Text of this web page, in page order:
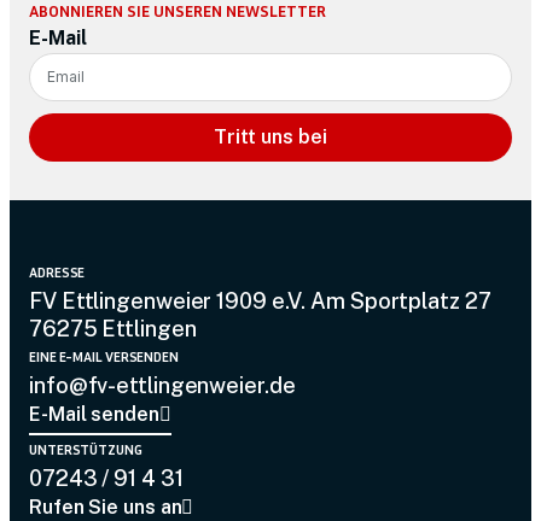
ABONNIEREN SIE UNSEREN NEWSLETTER
E-Mail
Tritt uns bei
ADRESSE
FV Ettlingenweier 1909 e.V. Am Sportplatz 27
76275 Ettlingen
EINE E-MAIL VERSENDEN
info@fv-ettlingenweier.de
E-Mail senden
UNTERSTÜTZUNG
07243 / 91 4 31
Rufen Sie uns an